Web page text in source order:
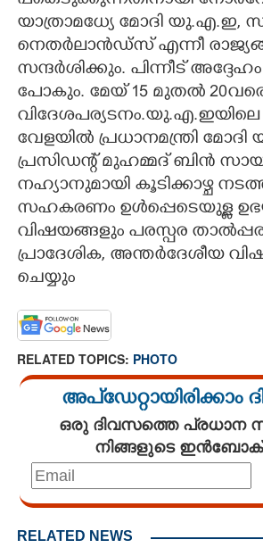
CONTACT US
യാത്രാമധ്യേ മോദി യു.എ.ഇ,
നെതർലാൻഡ്സ് എന്നീ
സന്ദർശിക്കും. പിന്നീട് അദ്ദേഹം
പോകും. മേയ് 15 മുതൽ
വേളയിൽ പ്രധാനമന്ത്രി
പ്രസിഡന്റ് മുഹമ്മദ് ബിൻ
നഹ്യാനുമായി കൂടിക്കാഴ്ച
സഹകരണം ഉൾപ്പെടെയുള്ള
വിഷയങ്ങളും പരസ്പര
പ്രാദേശിക, അന്തർദേശീയ
ചെയ്യും
RELATED TOPICS: PHOTO
അപ്ഡേറ്റായിരിക്കാം
ഒരു ദിവസത്തെ പ്രധാന
നിങ്ങളുടെ
RELATED NEWS